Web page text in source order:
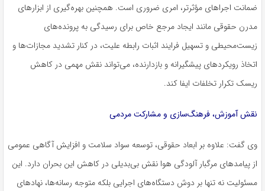
ضمانت اجراهای مؤثرتر، امری ضروری است. همچنین بهره‌گیری از ابزارهای
مدرن حقوقی مانند ایجاد مرجع خاص برای رسیدگی به پرونده‌های
زیست‌محیطی و تسهیل فرایند اثبات رابطه علیت، در کنار تشدید مجازات‌ها و
اتخاذ رویکردهای پیشگیرانه و بازدارنده، می‌تواند نقش مهمی در کاهش
ریسک تکرار تخلفات ایفا کند.
نقش آموزش، فرهنگ‌سازی و مشارکت مردمی
وی گفت: علاوه بر ابعاد حقوقی، توسعه سواد سلامت و افزایش آگاهی عمومی
از پیامدهای مرگبار آلودگی هوا نقش بی‌بدیلی در کاهش این بحران دارد. این
مسئولیت نه تنها بر دوش دستگاه‌های اجرایی بلکه متوجه رسانه‌ها، نهادهای